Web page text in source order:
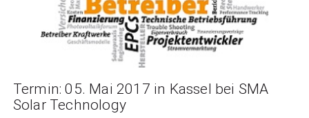
Termin: 05. Mai 2017 in Kassel bei SMA
Solar Technology